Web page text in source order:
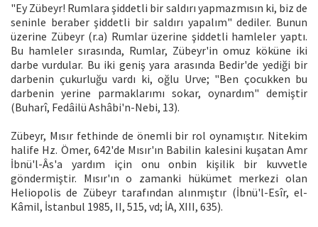
"Ey Zübeyr! Rumlara şiddetli bir saldırı yapmazmısın ki, biz de
seninle beraber şiddetli bir saldırı yapalım" dediler. Bunun
üzerine Zübeyr (r.a) Rumlar üzerine şiddetli hamleler yaptı.
Bu hamleler sırasında, Rumlar, Zübeyr'in omuz köküne iki
darbe vurdular. Bu iki geniş yara arasında Bedir'de yediği bir
darbenin çukurluğu vardı ki, oğlu Urve; "Ben çocukken bu
darbenin yerine parmaklarımı sokar, oynardım" demiştir
(Buharî, Fedâilü Ashâbi'n-Nebi, 13).
Zübeyr, Mısır fethinde de önemli bir rol oynamıştır. Nitekim
halife Hz. Ömer, 642'de Mısır'ın Babilin kalesini kuşatan Amr
İbnü'l-Âs'a yardım için onu onbin kişilik bir kuvvetle
göndermiştir. Mısır'ın o zamanki hükümet merkezi olan
Heliopolis de Zübeyr tarafından alınmıştır (İbnü'l-Esîr, el-
Kâmil, İstanbul 1985, II, 515, vd; İA, XIII, 635).